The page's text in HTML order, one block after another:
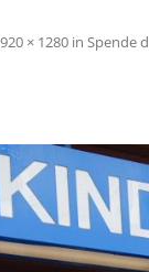
× 1280 in Spen­de